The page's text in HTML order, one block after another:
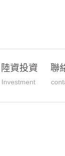
陸資投資
Investment
聯